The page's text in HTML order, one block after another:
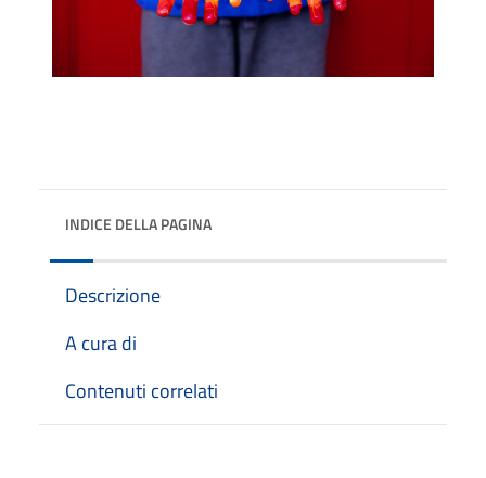
INDICE DELLA PAGINA
Descrizione
A cura di
Contenuti correlati